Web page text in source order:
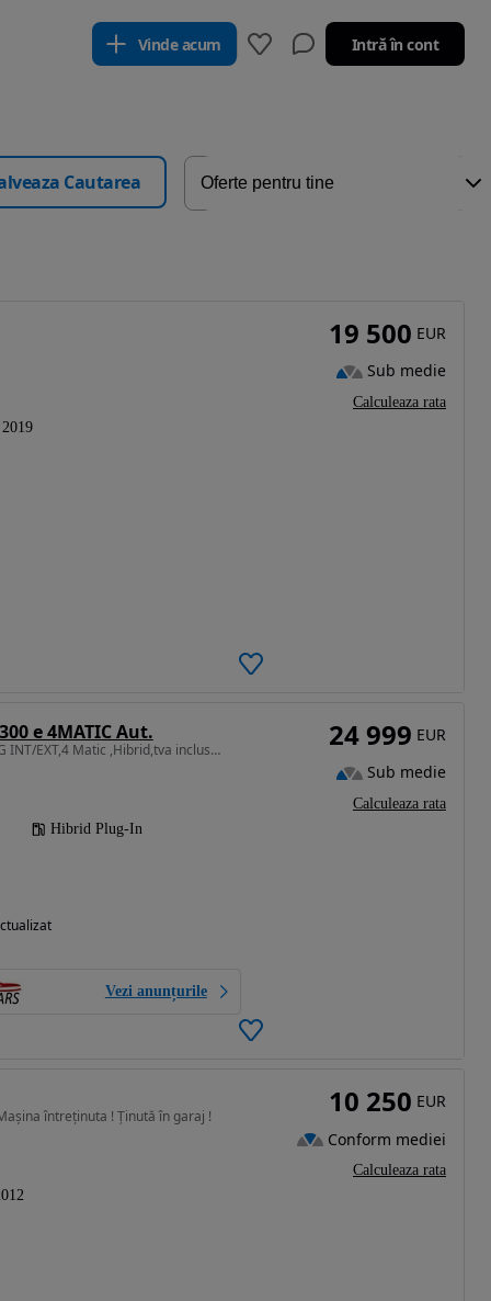
Vinde acum Intră în cont
Cautarea
2019
19 500 EUR
Sub medie
Calculeaza rata
e 4MATIC Aut.
1991 cm3 • 320 CP • AMG INT/EXT,4 Matic ,Hibrid,tva inclus și deductibil
Hibrid Plug-In
Vezi anunțurile
24 999 EUR
Sub medie
Calculeaza rata
întreținuta ! Ținută în garaj ! 10 250 EUR
Conform mediei
Calculeaza rata